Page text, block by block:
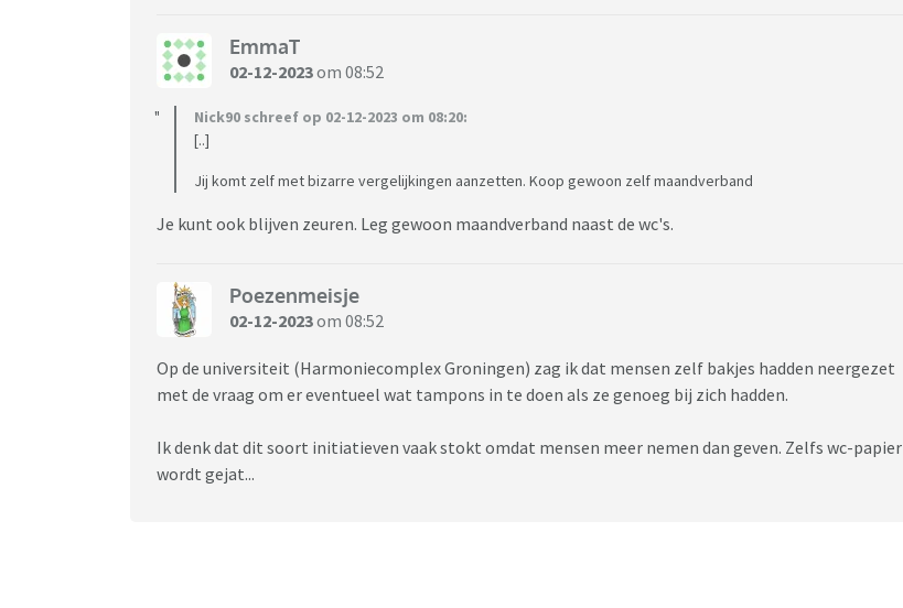
EmmaT
02-12-2023om 08:52
Nick90 schreef op 02-12-2023 om 08:20:
[..]
Jij komt zelf met bizarre vergelijkingen aanzetten. Koop gewoon zelf maandverband
Je kunt ook blijven zeuren. Leg gewoon maandverband naast de wc's.
Poezenmeisje
02-12-2023om 08:52
Op de universiteit (Harmoniecomplex Groningen) zag ik dat mensen zelf bakjes hadden neergezet
met de vraag om er eventueel wat tampons in te doen als ze genoeg bij zich hadden.
Ik denk dat dit soort initiatieven vaak stokt omdat mensen meer nemen dan geven. Zelfs wc-papier
wordt gejat...